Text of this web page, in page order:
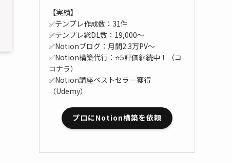
【実績】
✅テンプレ作成数：31件
✅テンプレ総DL数：19,000～
✅Notionブログ：月間2.3万PV～
✅Notion構築代行：⭐5評価継続中！（コ
コナラ）
✅Notion講座ベストセラー獲得
（Udemy）
プロにNotion構築を依頼